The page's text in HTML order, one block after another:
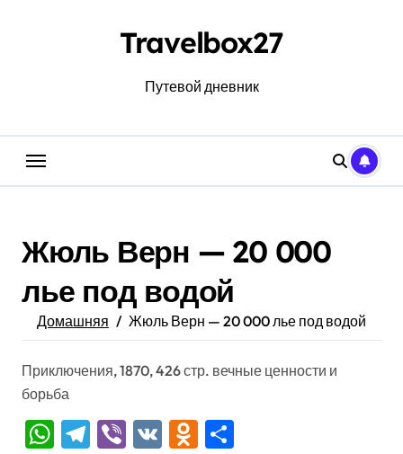
Travelbox27
Путевой дневник
Жюль Верн — 20 000
лье под водой
Домашняя Жюль Верн — 20 000 лье под водой
Приключения, 1870, 426 стр. вечные ценности и
борьба
WhatsApp
Telegram
Viber
VK Odnoklassniki